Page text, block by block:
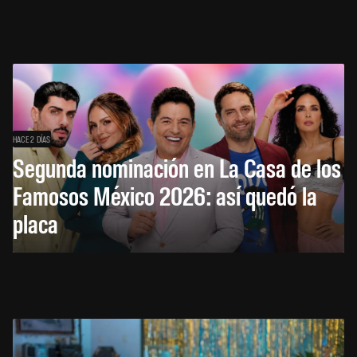
HACE 2 DÍAS
Segunda nominación en La Casa de los
Famosos México 2026: así quedó la
placa